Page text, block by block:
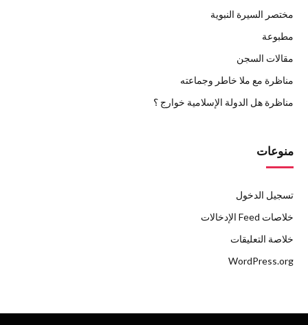
مختصر السيرة النبوية
مطبوعة
مقالات السجن
مناظرة مع ملا خاطر وجماعته
مناظرة هل الدولة الإسلامية خوارج ؟
منوعات
تسجيل الدخول
خلاصات Feed الإدخالات
خلاصة التعليقات
WordPress.org